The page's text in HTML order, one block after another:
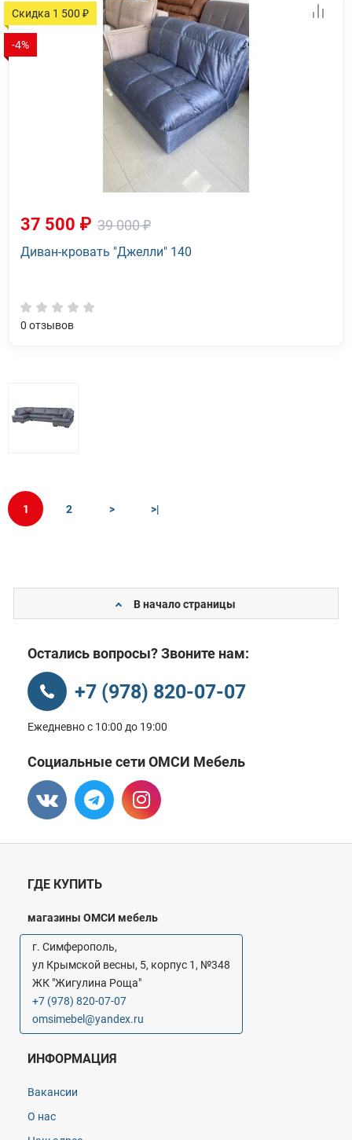
Скидка 1 500 ₽
-4%
37 500 ₽ 39 000 ₽
Диван-кровать "Джелли" 140
0 отзывов
1 2 > >|
В начало страницы
Остались вопросы? Звоните нам:
+7 (978) 820-07-07
Ежедневно с 10:00 до 19:00
Социальные сети ОМСИ Мебель
ГДЕ КУПИТЬ
магазины ОМСИ мебель
г. Симферополь,
ул Крымской весны, 5, корпус 1, №348
ЖК "Жигулина Роща"
+7 (978) 820-07-07
omsimebel@yandex.ru
ИНФОРМАЦИЯ
Вакансии
О нас